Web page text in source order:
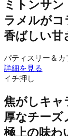
ミトンサ
ラメルがコ
香ばしい甘
パティスリー＆カ
詳細を見る
イチ押し
焦がしキャ
厚なチーズ
極上の味わ